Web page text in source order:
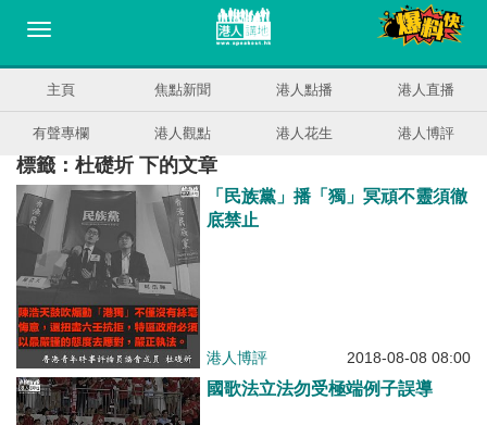
主頁 焦點新聞 港人點播 港人直播
有聲專欄 港人觀點 港人花生 港人博評
標籤：杜礎圻 下的文章
「民族黨」播「獨」冥頑不靈須徹
底禁止
港人博評 2018-08-08 08:00
國歌法立法勿受極端例子誤導